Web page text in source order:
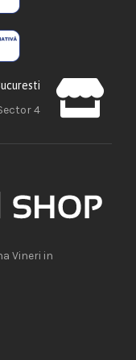
4
Vineri in